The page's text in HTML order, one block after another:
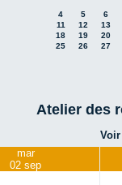
4 5
6
11
12
13
18
19
20
25
26 27
Atelier des
mar
02 sep